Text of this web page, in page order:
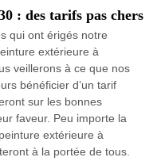
: des tarifs pas chers
qui ont érigés notre
extérieure à
veillerons à ce que nos
bénéficier d’un tarif
sur les bonnes
faveur. Peu importe la
extérieure à
à la portée de tous.